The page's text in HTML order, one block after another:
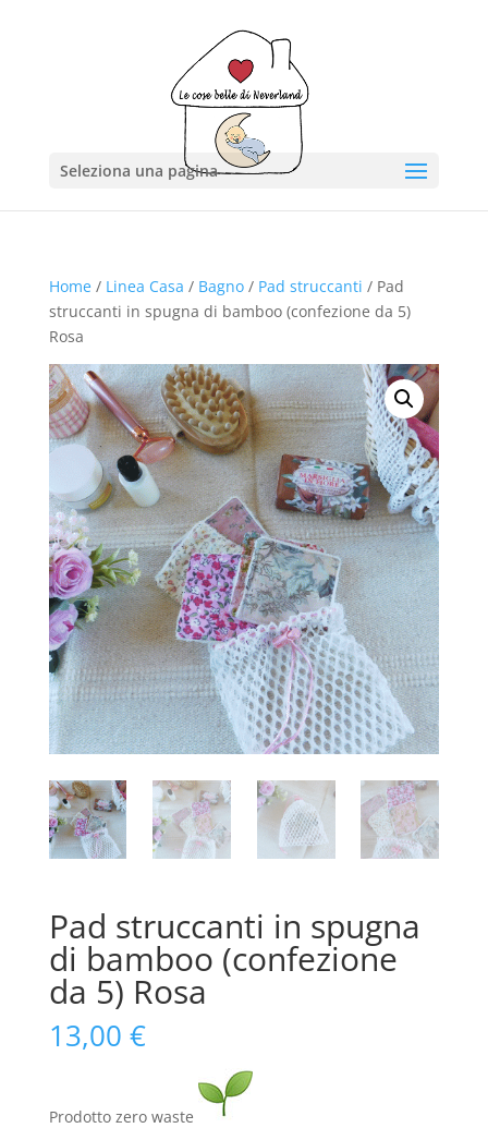
Seleziona una pagina
Home/ Linea Casa / Bagno/ Pad struccanti / Pad
struccanti in spugna di bamboo (confezione da 5)
Rosa
Pad struccanti in spugna
di bamboo (confezione
da 5) Rosa
13,00 €
Prodotto zero waste